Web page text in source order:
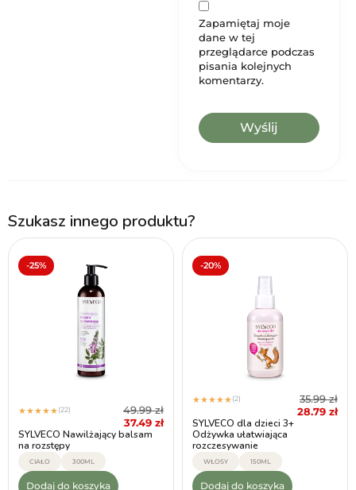
Zapamiętaj moje
dane w tej
przeglądarce podczas
pisania kolejnych
komentarzy.
Szukasz innego produktu?
-25%
★★★★★(22) 49.99zł
37.49 zł
SYLVECO Nawilżający balsam
na rozstępy
CIAŁO 300ML
Dodaj do koszyka
-20%
★★★★★(2) 35.99zł
28.79 zł
SYLVECO dla dzieci 3+
Odżywka ułatwiająca
rozczesywanie
WŁOSY 150ML
Dodaj do koszyka